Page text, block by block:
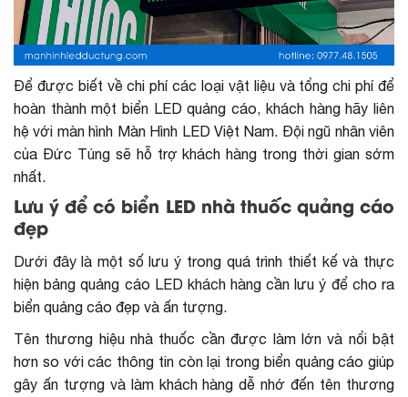
Để được biết về chi phí các loại vật liệu và tổng chi phí để
hoàn thành một biển LED quảng cáo, khách hàng hãy liên
hệ với màn hình Màn Hình LED Việt Nam. Đội ngũ nhân viên
của Đức Túng sẽ hỗ trợ khách hàng trong thời gian sớm
nhất.
Lưu ý để có biển LED nhà thuốc quảng cáo
đẹp
Dưới đây là một số lưu ý trong quá trình thiết kế và thực
hiện bảng quảng cáo LED khách hàng cần lưu ý để cho ra
biển quảng cáo đẹp và ấn tượng.
Tên thương hiệu nhà thuốc cần được làm lớn và nổi bật
hơn so với các thông tin còn lại trong biển quảng cáo giúp
gây ấn tượng và làm khách hàng dễ nhớ đến tên thương